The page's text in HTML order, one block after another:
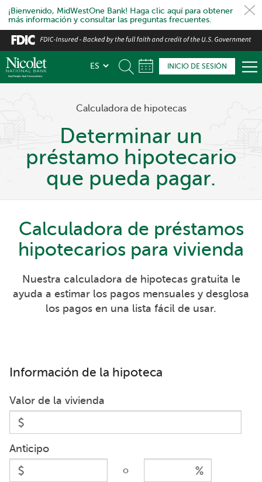
¡Bienvenido, MidWestOne Bank! Haga clic aquí para obtener
más información y consultar las preguntas frecuentes.
Skip
to
main
content
INICIO DE SESIÓN
Calculadora de hipotecas
Determinar un
préstamo hipotecario
que pueda pagar.
Calculadora de préstamos
hipotecarios para vivienda
Nuestra calculadora de hipotecas gratuita le
ayuda a estimar los pagos mensuales y desglosa
los pagos en una lista fácil de usar.
Información de la hipoteca
Valor de la vivienda
Anticipo
o